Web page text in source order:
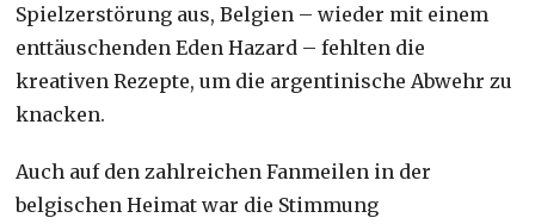
Spielzerstörung aus, Belgien – wieder mit einem
enttäuschenden Eden Hazard – fehlten die
kreativen Rezepte, um die argentinische Abwehr zu
knacken.
Auch auf den zahlreichen Fanmeilen in der
belgischen Heimat war die Stimmung